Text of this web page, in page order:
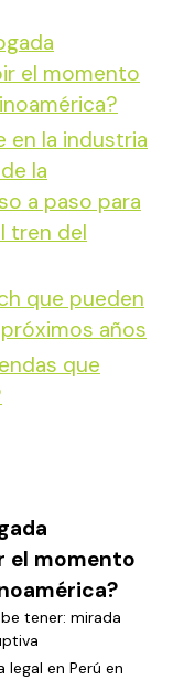
el momento
en la industria
la
a paso para
tren del
que pueden
años
que
el momento
tener: mirada
en Perú en